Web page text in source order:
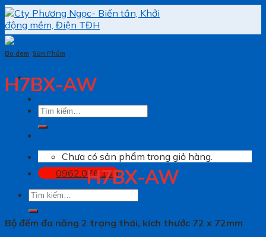
Skip
to
content
Tìm
Chưa có sản phẩm trong giỏ hàng.
0962.076.138
Tìm
Bo dem, Sản Phẩm
H7BX-AW
H7BX-AW
Bộ đếm đa năng 2 trạng thái, kích thước 72 x 72mm